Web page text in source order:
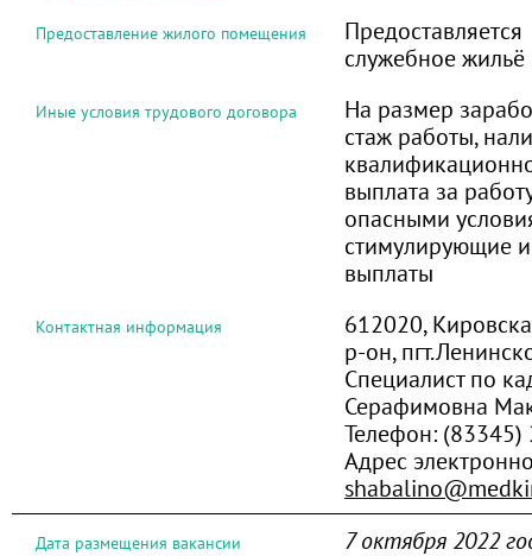
Предоставление жилого помещения
Предоставляется
служебное жильё
Иные условия трудового договора
На размер
стаж работы,
выплата за
опасными
стимулирующие
выплаты
Контактная информация
612020,
р-он,
Специалист по
Серафимовна
Телефон: (83345)
Адрес
Дата размещения вакансии 7 октября 2022